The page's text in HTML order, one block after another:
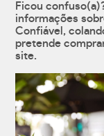
Ficou
informações
Confiável,
pretende
site.